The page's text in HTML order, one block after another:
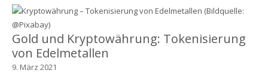
Gold und Kryptowährung: Tokenisierung
von Edelmetallen
9. März 2021